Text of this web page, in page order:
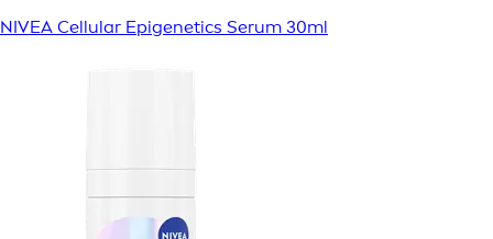
NIVEA Cellular Epigenetics Serum 30ml